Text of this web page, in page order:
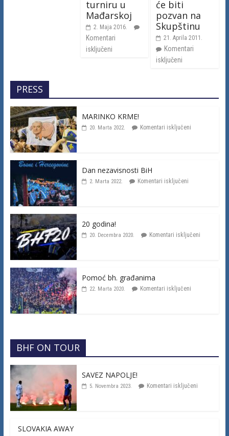
turniru u
Mađarskoj
2. Maja 2016.
Komentari
isključeni
će biti
pozvan na
Skupštinu
21. Aprila 2011.
Komentari
isključeni
PRESS
MARINKO KRME!
20. Marta 2022. Komentari isključeni
Dan nezavisnosti BiH
2. Marta 2022. Komentari isključeni
20 godina!
20. Decembra 2020. Komentari isključeni
Pomoć bh. građanima
22. Marta 2020. Komentari isključeni
BHF ON TOUR
SAVEZ NAPOLJE!
5. Novembra 2023. Komentari isključeni
SLOVAKIA AWAY